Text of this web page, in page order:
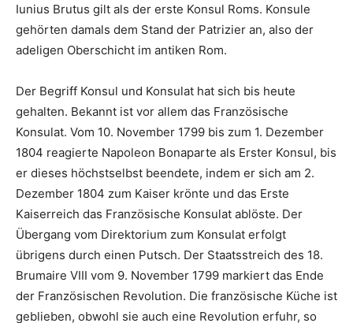
Iunius Brutus gilt als der erste Konsul Roms. Konsule
gehörten damals dem Stand der Patrizier an, also der
adeligen Oberschicht im antiken Rom.
Der Begriff Konsul und Konsulat hat sich bis heute
gehalten. Bekannt ist vor allem das Französische
Konsulat. Vom 10. November 1799 bis zum 1. Dezember
1804 reagierte Napoleon Bonaparte als Erster Konsul, bis
er dieses höchstselbst beendete, indem er sich am 2.
Dezember 1804 zum Kaiser krönte und das Erste
Kaiserreich das Französische Konsulat ablöste. Der
Übergang vom Direktorium zum Konsulat erfolgt
übrigens durch einen Putsch. Der Staatsstreich des 18.
Brumaire VIII vom 9. November 1799 markiert das Ende
der Französischen Revolution. Die französische Küche ist
geblieben, obwohl sie auch eine Revolution erfuhr, so